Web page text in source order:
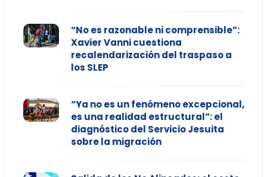
“No es razonable ni comprensible”:
Xavier Vanni cuestiona
recalendarización del traspaso a
los SLEP
“Ya no es un fenómeno excepcional,
es una realidad estructural”: el
diagnóstico del Servicio Jesuita
sobre la migración